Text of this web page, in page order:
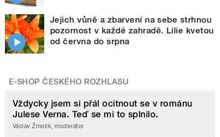
Jejich vůně a zbarvení na sebe strhnou
pozornost v každé zahradě. Lilie kvetou
od června do srpna
E-SHOP ČESKÉHO ROZHLASU
Vždycky jsem si přál ocitnout se v románu
Julese Verna. Teď se mi to splnilo.
Václav Žmolík, moderátor